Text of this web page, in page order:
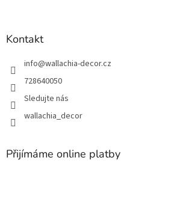
Kontakt
info@wallachia-decor.cz
728640050
Sledujte nás
wallachia_decor
Přijímáme online platby